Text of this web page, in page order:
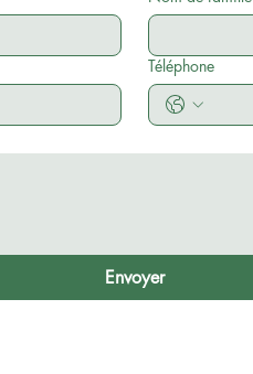
Téléphone
Envoyer